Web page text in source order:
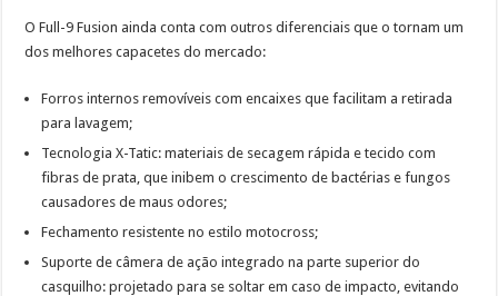
O Full-9 Fusion ainda conta com outros diferenciais que o tornam um
dos melhores capacetes do mercado:
Forros internos removíveis com encaixes que facilitam a retirada
para lavagem;
Tecnologia X-Tatic: materiais de secagem rápida e tecido com
fibras de prata, que inibem o crescimento de bactérias e fungos
causadores de maus odores;
Fechamento resistente no estilo motocross;
Suporte de câmera de ação integrado na parte superior do
casquilho: projetado para se soltar em caso de impacto, evitando